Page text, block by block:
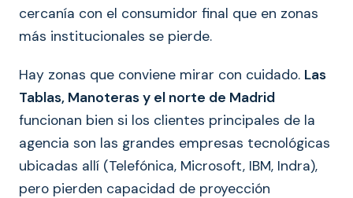
cercanía con el consumidor final que en zonas
más institucionales se pierde.
Hay zonas que conviene mirar con cuidado. Las
Tablas, Manoteras y el norte de Madrid
funcionan bien si los clientes principales de la
agencia son las grandes empresas tecnológicas
ubicadas allí (Telefónica, Microsoft, IBM, Indra),
pero pierden capacidad de proyección